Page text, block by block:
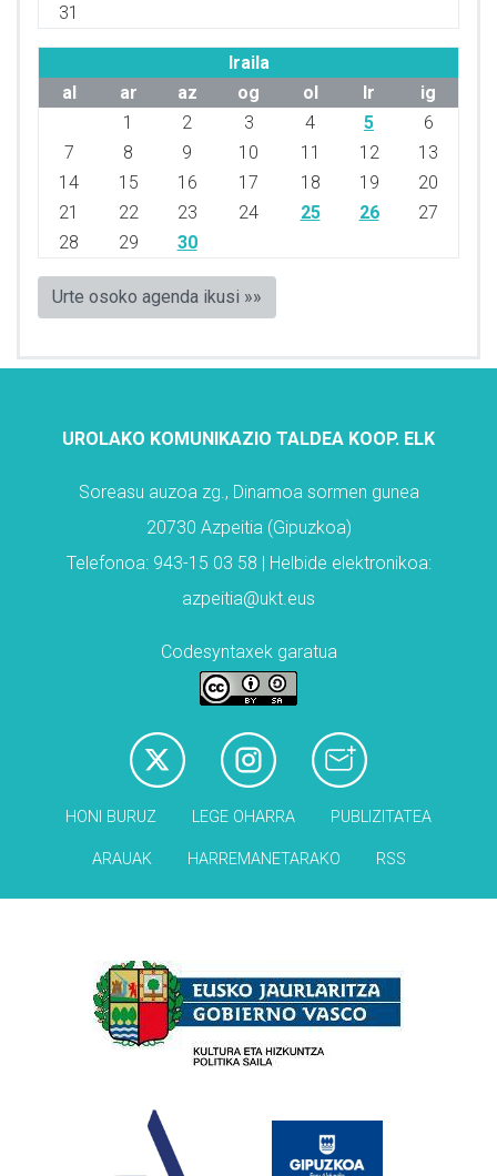
31
Iraila
al
ar az og ol lr
ig
1
2 3 4 5
6
7
8 9 10 11 12
13
14
15 16 17 18 19
20
21
22 23 24 25 26
27
28
29 30
Urte osoko agenda ikusi »»
UROLAKO KOMUNIKAZIO TALDEA KOOP. ELK
Soreasu auzoa zg., Dinamoa sormen gunea
20730 Azpeitia (Gipuzkoa)
Telefonoa: 943-15 03 58 | Helbide elektronikoa:
azpeitia@ukt.eus
Codesyntaxek garatua
HONI BURUZ LEGE OHARRA PUBLIZITATEA
ARAUAK HARREMANETARAKO RSS